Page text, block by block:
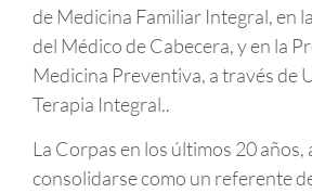
de Medicina Familiar Integral, en
del Médico de Cabecera, y en la
Medicina Preventiva, a través de
Terapia Integral..
La Corpas en los últimos 20 años,
consolidarse como un referente